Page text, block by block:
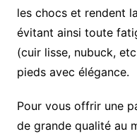
les chocs et rendent
évitant ainsi toute
(cuir lisse, nubuck,
pieds avec élégance.
Pour vous offrir une
de grande qualité au